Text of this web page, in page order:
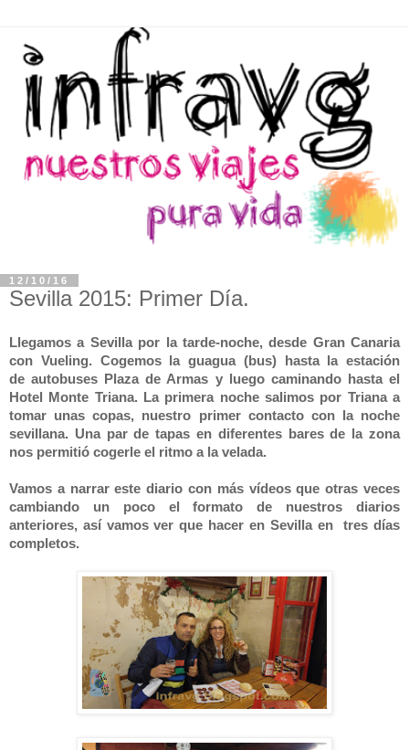
12/10/16
Sevilla 2015: Primer Día.
Llegamos a Sevilla por la tarde-noche, desde Gran Canaria
con Vueling. Cogemos la guagua (bus) hasta la estación
de autobuses Plaza de Armas y luego caminando hasta el
Hotel Monte Triana. La primera noche salimos por Triana a
tomar unas copas, nuestro primer contacto con la noche
sevillana. Una par de tapas en diferentes bares de la zona
nos permitió cogerle el ritmo a la velada.
Vamos a narrar este diario con más vídeos que otras veces
cambiando un poco el formato de nuestros diarios
anteriores, así vamos ver que hacer en Sevilla en tres días
completos.